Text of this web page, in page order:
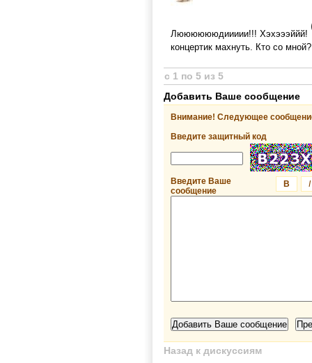
Лююююююдиииии!!! Хэхэээййй!
концертик махнуть. Кто со
с 1 по 5 из 5
Добавить Ваше сообщение
Внимание! Следующее
Введите защитный код
I
B
Введите Ваше
сообщение
Назад к дискуссиям